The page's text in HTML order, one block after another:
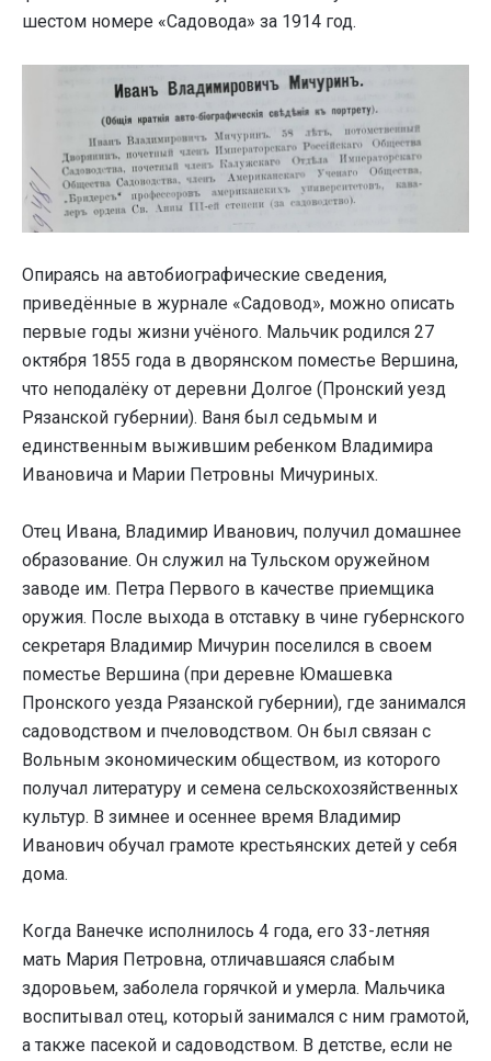
шестом номере «Садовода» за 1914 год.
Опираясь на автобиографические сведения,
приведённые в журнале «Садовод», можно описать
первые годы жизни учёного. Мальчик родился 27
октября 1855 года в дворянском поместье Вершина,
что неподалёку от деревни Долгое (Пронский уезд
Рязанской губернии). Ваня был седьмым и
единственным выжившим ребенком Владимира
Ивановича и Марии Петровны Мичуриных.
Отец Ивана, Владимир Иванович, получил домашнее
образование. Он служил на Тульском оружейном
заводе им. Петра Первого в качестве приемщика
оружия. После выхода в отставку в чине губернского
секретаря Владимир Мичурин поселился в своем
поместье Вершина (при деревне Юмашевка
Пронского уезда Рязанской губернии), где занимался
садоводством и пчеловодством. Он был связан с
Вольным экономическим обществом, из которого
получал литературу и семена сельскохозяйственных
культур. В зимнее и осеннее время Владимир
Иванович обучал грамоте крестьянских детей у себя
дома.
Когда Ванечке исполнилось 4 года, его 33-летняя
мать Мария Петровна, отличавшаяся слабым
здоровьем, заболела горячкой и умерла. Мальчика
воспитывал отец, который занимался с ним грамотой,
а также пасекой и садоводством. В детстве, если не